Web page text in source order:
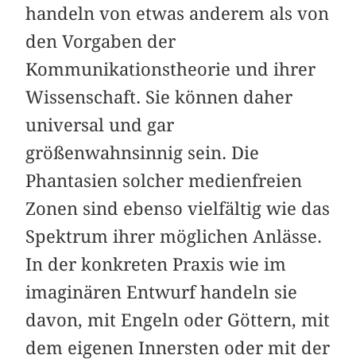
handeln von etwas anderem als von
den Vorgaben der
Kommunikationstheorie und ihrer
Wissenschaft. Sie können daher
universal und gar
größenwahnsinnig sein. Die
Phantasien solcher medienfreien
Zonen sind ebenso vielfältig wie das
Spektrum ihrer möglichen Anlässe.
In der konkreten Praxis wie im
imaginären Entwurf handeln sie
davon, mit Engeln oder Göttern, mit
dem eigenen Innersten oder mit der